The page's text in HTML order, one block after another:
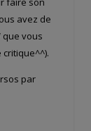
avez de
que vous
par